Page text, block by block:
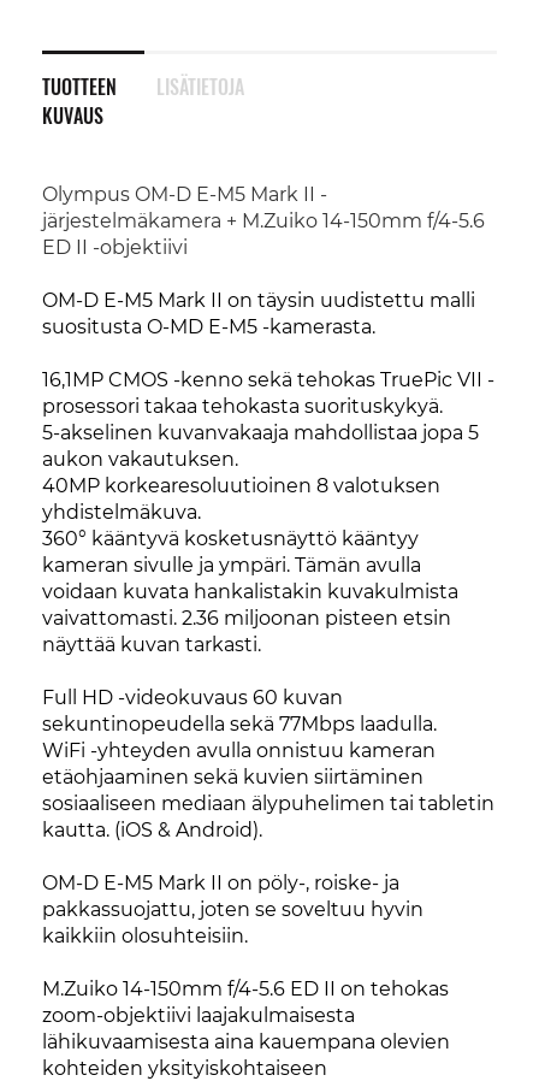
TUOTTEEN
KUVAUS
Olympus OM-D E-M5 Mark II -
järjestelmäkamera + M.Zuiko 14-150mm f/4-5.6
ED II -objektiivi
OM-D E-M5 Mark II on täysin uudistettu malli
suositusta O-MD E-M5 -kamerasta.
16,1MP CMOS -kenno sekä tehokas TruePic VII -
prosessori takaa tehokasta suorituskykyä.
5-akselinen kuvanvakaaja mahdollistaa jopa 5
aukon vakautuksen.
40MP korkearesoluutioinen 8 valotuksen
yhdistelmäkuva.
360° kääntyvä kosketusnäyttö kääntyy
kameran sivulle ja ympäri. Tämän avulla
voidaan kuvata hankalistakin kuvakulmista
vaivattomasti. 2.36 miljoonan pisteen etsin
näyttää kuvan tarkasti.
Full HD -videokuvaus 60 kuvan
sekuntinopeudella sekä 77Mbps laadulla.
WiFi -yhteyden avulla onnistuu kameran
etäohjaaminen sekä kuvien siirtäminen
sosiaaliseen mediaan älypuhelimen tai tabletin
kautta. (iOS & Android).
OM-D E-M5 Mark II on pöly-, roiske- ja
pakkassuojattu, joten se soveltuu hyvin
kaikkiin olosuhteisiin.
M.Zuiko 14-150mm f/4-5.6 ED II on tehokas
zoom-objektiivi laajakulmaisesta
lähikuvaamisesta aina kauempana olevien
kohteiden yksityiskohtaiseen
LISÄTIETOJA